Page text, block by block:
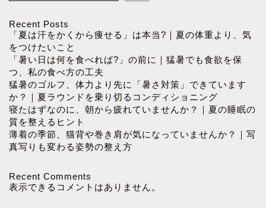
Recent Posts
「夏は汗をかくから痩せる」は本当?｜夏の体重より、気
をつけたいこと
「暑い日は何を食べれば?」の前に｜猛暑でも食欲を保
つ、私の食べ方の工夫
猛暑のゴルフ、体力より先に「暑さ対策」できています
か？｜夏ラウンドを乗り切るコンディショニング
寝たはずなのに、朝から疲れていませんか？｜夏の睡眠の
質を整えるヒント
薄着の季節、猫背や巻き肩が気になっていませんか？｜写
真写りも変わる姿勢の整え方
Recent Comments
表示できるコメントはありません。